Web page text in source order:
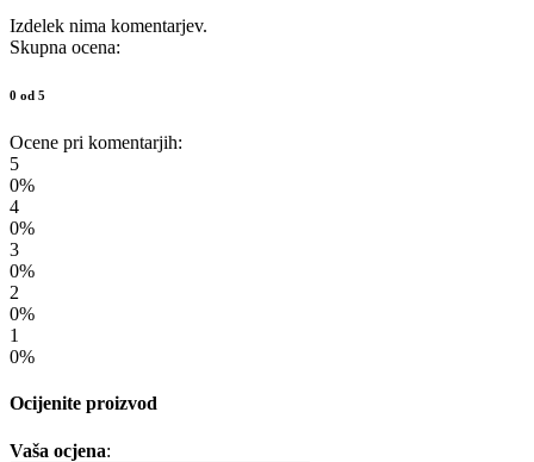
Izdelek nima komentarjev.
Skupna ocena:
0 od 5
Ocene pri komentarjih:
5
0%
4
0%
3
0%
2
0%
1
0%
Ocijenite proizvod
Vaša ocjena: